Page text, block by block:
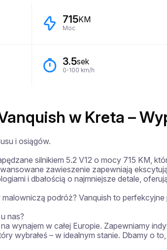
715KM
Moc
3.5sek
0-100 km/h
w Kreta –
i osiągów.
silnikiem 5.2 V12 o mocy 715 KM,
zawieszenie zapewniają
i dbałością o najmniejsze detale,
podróż? Vanquish to perfekcyjne
nas?
wynajem w całej Europie. Zapewniamy
wybrałeś – w idealnym stanie. Dbamy o